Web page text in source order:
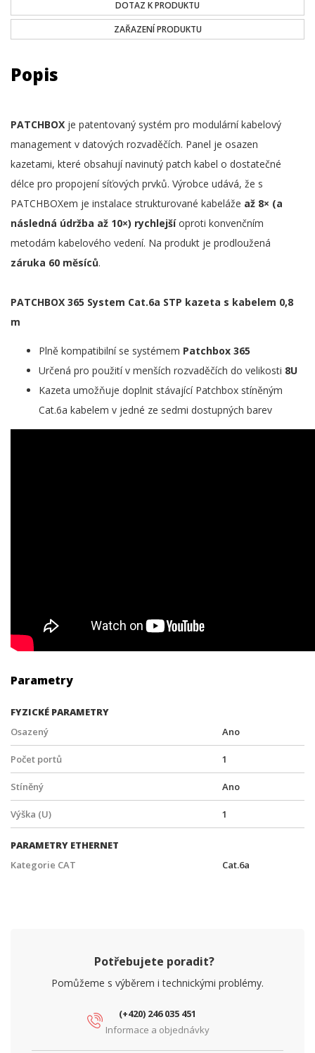
DOTAZ K PRODUKTU
ZAŘAZENÍ PRODUKTU
Popis
PATCHBOX je patentovaný systém pro modulární kabelový
management v datových rozvaděčích. Panel je osazen
kazetami, které obsahují navinutý patch kabel o dostatečné
délce pro propojení síťových prvků. Výrobce udává, že s
PATCHBOXem je instalace strukturované kabeláže až 8× (a
následná údržba až 10×) rychlejšíoproti konvenčním
metodám kabelového vedení. Na produkt je prodloužená
záruka 60 měsíců.
PATCHBOX 365 System Cat.6a STP kazeta s kabelem 0,8
m
Plně kompatibilní se systémem Patchbox 365
Určená pro použití v menších rozvaděčích do velikosti 8U
Kazeta umožňuje doplnit stávající Patchbox stíněným
Cat.6a kabelem v jedné ze sedmi dostupných barev
Parametry
FYZICKÉ PARAMETRY
Osazený
Ano
Počet portů 1
Stíněný Ano
Výška (U) 1
PARAMETRY ETHERNET
Kategorie CAT
Cat.6a
Potřebujete poradit?
Pomůžeme s výběrem i technickými problémy.
(+420) 246 035 451
Informace a objednávky